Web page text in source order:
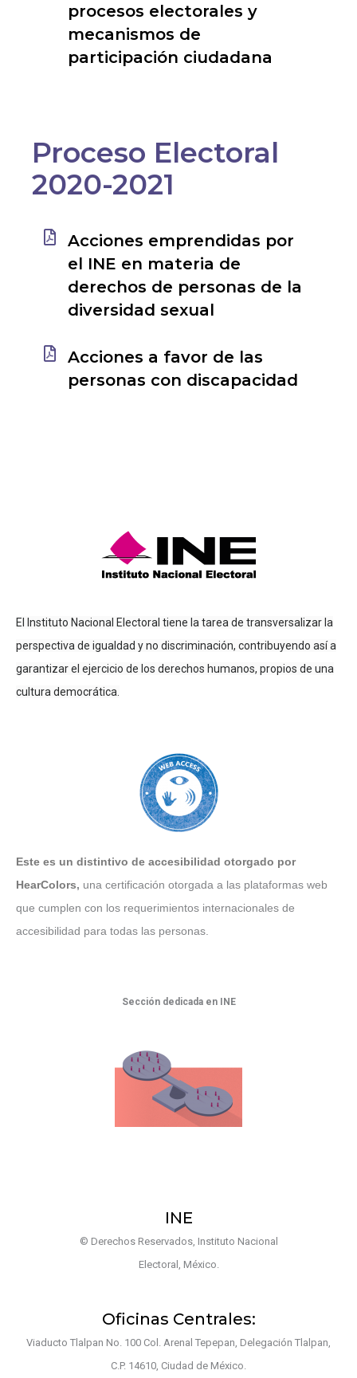
procesos electorales y
mecanismos de
participación ciudadana
Proceso Electoral
2020-2021
Acciones a favor de las
personas con discapacidad
Acciones emprendidas por
el INE en materia de
derechos de personas de la
diversidad sexual
El Instituto Nacional Electoral tiene la tarea de transversalizar la
perspectiva de igualdad y no discriminación, contribuyendo así a
garantizar el ejercicio de los derechos humanos, propios de una
cultura democrática.
Este es un distintivo de accesibilidad otorgado por
HearColors, una certificación otorgada a las plataformas web
que cumplen con los requerimientos internacionales de
accesibilidad para todas las personas.
Sección dedicada en INE
INE
© Derechos Reservados, Instituto Nacional
Electoral, México.
Oficinas Centrales:
Viaducto Tlalpan No. 100 Col. Arenal Tepepan, Delegación Tlalpan,
C.P. 14610, Ciudad de México.